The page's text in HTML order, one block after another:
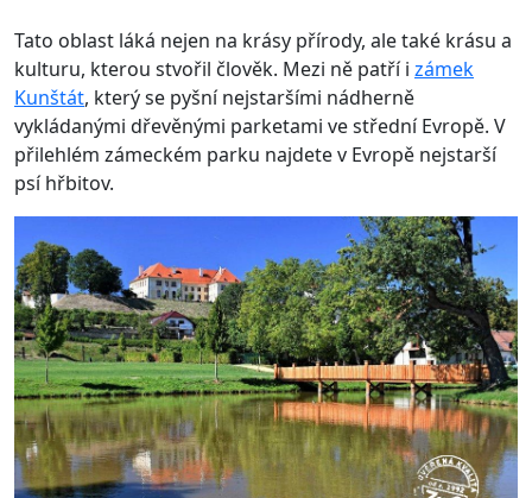
Tato oblast láká nejen na krásy přírody, ale také krásu a
kulturu, kterou stvořil člověk. Mezi ně patří i zámek
Kunštát, který se pyšní nejstaršími nádherně
vykládanými dřevěnými parketami ve střední Evropě. V
přilehlém zámeckém parku najdete v Evropě nejstarší
psí hřbitov.